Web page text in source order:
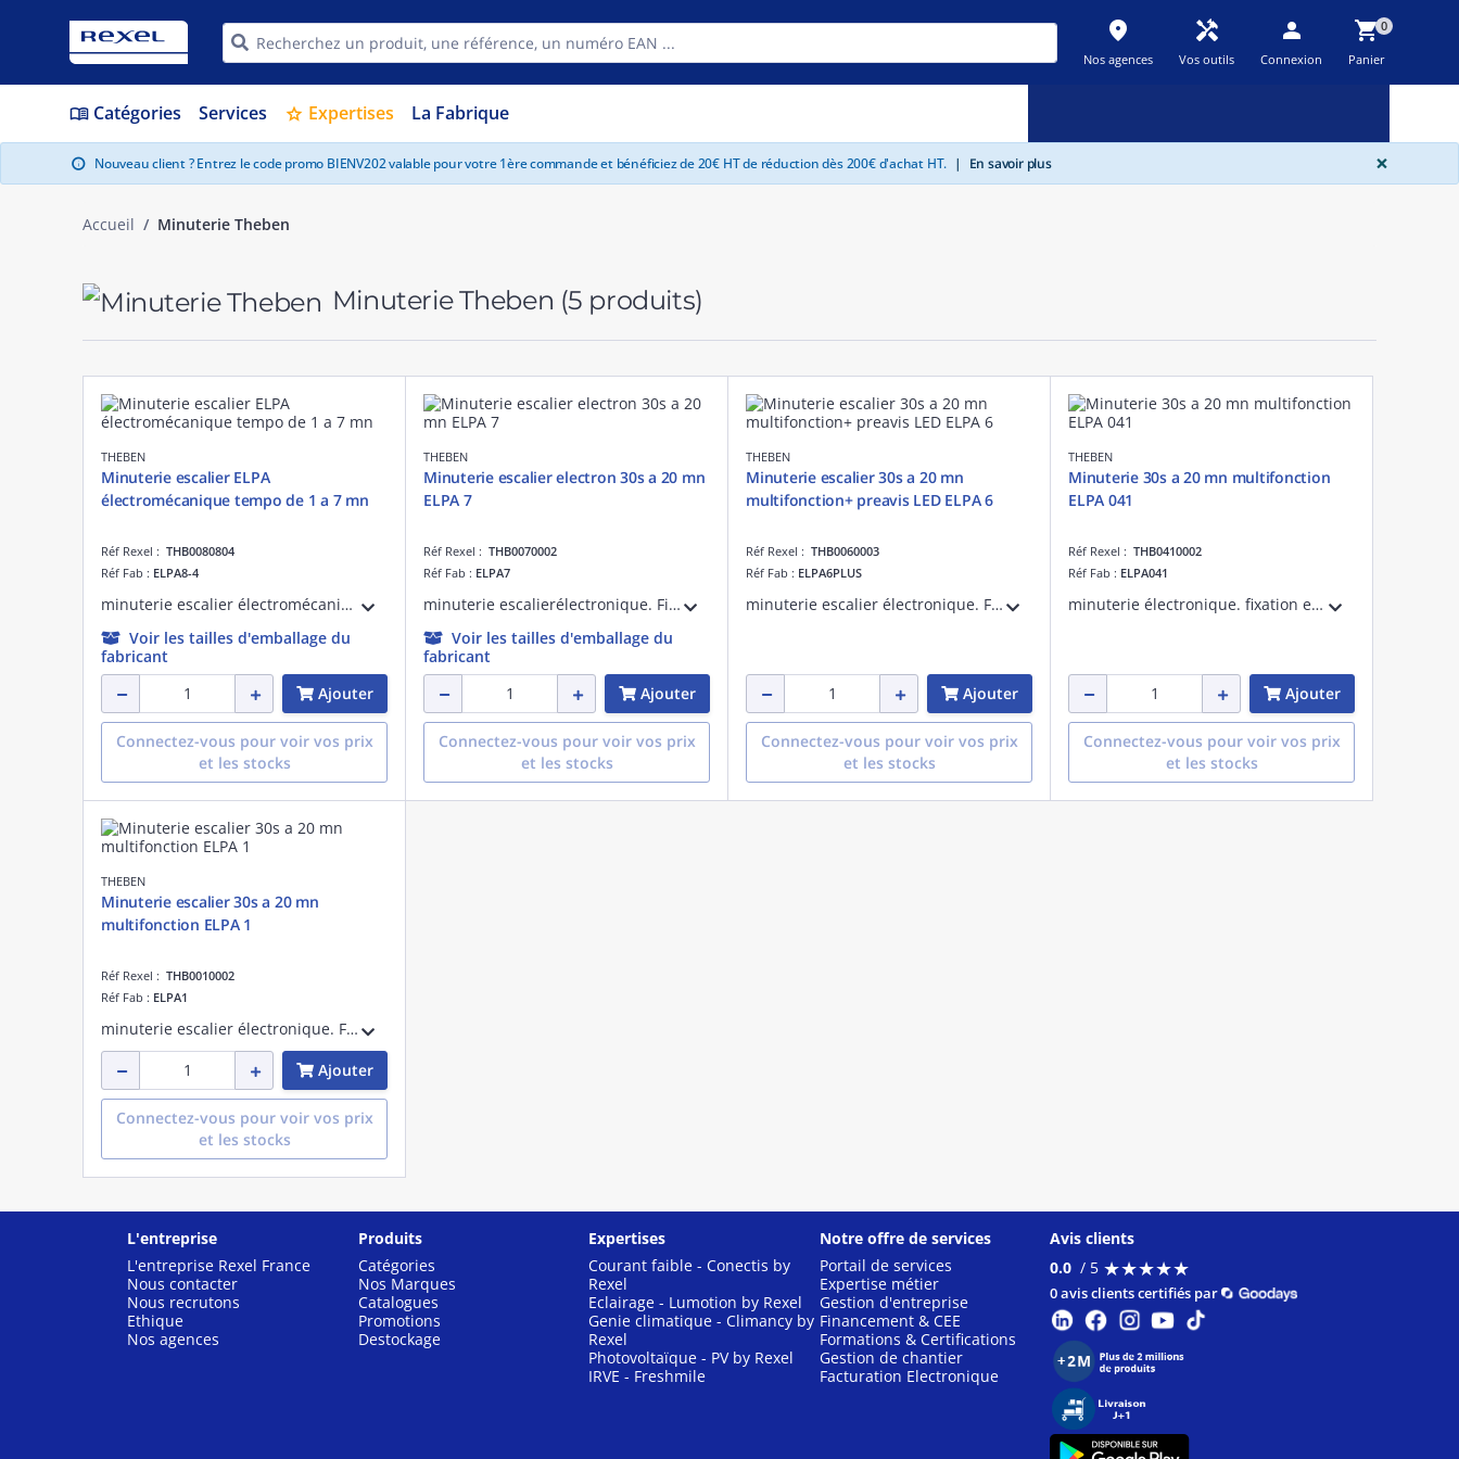
place
Nos agences
handyman
Vos outils
person
Connexion
shopping_cart0
Panier
menu_book Catégories Services star Expertises La Fabrique
info Nouveau client ? Entrez le code promo BIENV202 valable pour votre 1ère commande et bénéficiez de 20€ HT de réduction dès 200€ d'achat HT. | En savoir plus ×
Accueil Minuterie Theben
Minuterie Theben (5 produits)
THEBEN
Minuterie escalier ELPA
électromécanique tempo de 1 a 7 mn
Réf Rexel : THB0080804
Réf Fab : ELPA8-4
minuterie escalier électromécanique. Fixation sur rail DIN. Temporisation 1 minute à 7 minutes. Sélection manuelle 3 ou 4 fils. Commande de marche forcée.
Voir les tailles d'emballage du
fabricant
Ajouter
Connectez-vous pour voir vos prix
et les stocks
THEBEN
Minuterie escalier electron 30s a 20 mn
ELPA 7
Réf Rexel : THB0070002
Réf Fab : ELPA7
minuterie escalierélectronique. Fixation sur rail DIN. Temporisation 30 sec à 20 minutes. Détection automatique 3 ou 4 fils. Préavis d'extinction intégré.
Voir les tailles d'emballage du
fabricant
Ajouter
Connectez-vous pour voir vos prix
et les stocks
THEBEN
Minuterie escalier 30s a 20 mn
multifonction+ preavis LED ELPA 6
Réf Rexel : THB0060003
Réf Fab : ELPA6PLUS
minuterie escalier électronique. Fixation sur rail DIN. Temporisation 30 sec à 20 minutes. Contact renforcé pour commutation LED 180 W max. Détection automatique 3 ou 4 fils. Préavis d'extinction intégré.
Ajouter
Connectez-vous pour voir vos prix
et les stocks
THEBEN
Minuterie 30s a 20 mn multifonction
ELPA 041
Réf Rexel : THB0410002
Réf Fab : ELPA041
minuterie électronique. fixation encastrée. temporisation 30 sec à 20 minutes. Contact renforcé pour commutation LED 180 W max.Détection automatique 3 ou 4 fils. Entrée multi-tension 8 à 240V UC
Ajouter
Connectez-vous pour voir vos prix
et les stocks
THEBEN
Minuterie escalier 30s a 20 mn
multifonction ELPA 1
Réf Rexel : THB0010002
Réf Fab : ELPA1
minuterie escalier électronique. Fixation sur rail DIN. Temporisation 30 sec à 20 minutes. Contact renforcé pour commutation LED 180 W max.Détection automatique 3 ou 4 fils. Entrée multi-tension 8 à 240V UC
Ajouter
Connectez-vous pour voir vos prix
et les stocks
L'entreprise
L'entreprise Rexel France
Nous contacter
Nous recrutons
Ethique
Nos agences
Produits
Catégories
Nos Marques
Catalogues
Promotions
Destockage
Expertises
Courant faible - Conectis by
Rexel
Eclairage - Lumotion by Rexel
Genie climatique - Climancy by
Rexel
Photovoltaïque - PV by Rexel
IRVE - Freshmile
Notre offre de services
Portail de services
Expertise métier
Gestion d'entreprise
Financement & CEE
Formations & Certifications
Gestion de chantier
Facturation Electronique
Avis clients
0.0 / 5 ★★★★★
★★★★★
0 avis clients certifiés par